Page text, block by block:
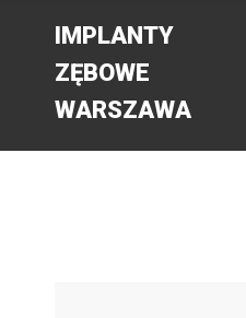
IMPLANTY
ZĘBOWE
WARSZAWA